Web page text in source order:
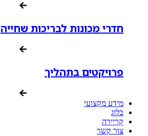
חדרי מכונות לבריכות שחייה
פרויקטים בתהליך
מידע מקצועי
בלוג
קריירה
צור קשר